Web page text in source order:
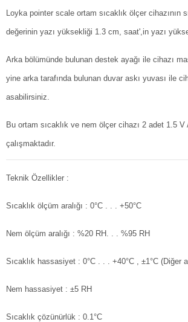
Loyka pointer scale ortam sıcaklık ölçer cihazının
değerinin yazı yüksekliği 1.3 cm, saat',in yazı
Arka bölümünde bulunan destek ayağı ile cihazı
yine arka tarafında bulunan duvar askı yuvası ile
asabilirsiniz.
Bu ortam sıcaklık ve nem ölçer cihazı 2 adet 1.5 V
çalışmaktadır.
Teknik Özellikler :
Sıcaklık ölçüm aralığı : 0°C . . . +50°C
Nem ölçüm aralığı : %20 RH. . . %95 RH
Sıcaklık hassasiyet : 0°C . . . +40°C , ±1°C (Diğer
Nem hassasiyet : ±5 RH
Sıcaklık çözünürlük : 0.1°C